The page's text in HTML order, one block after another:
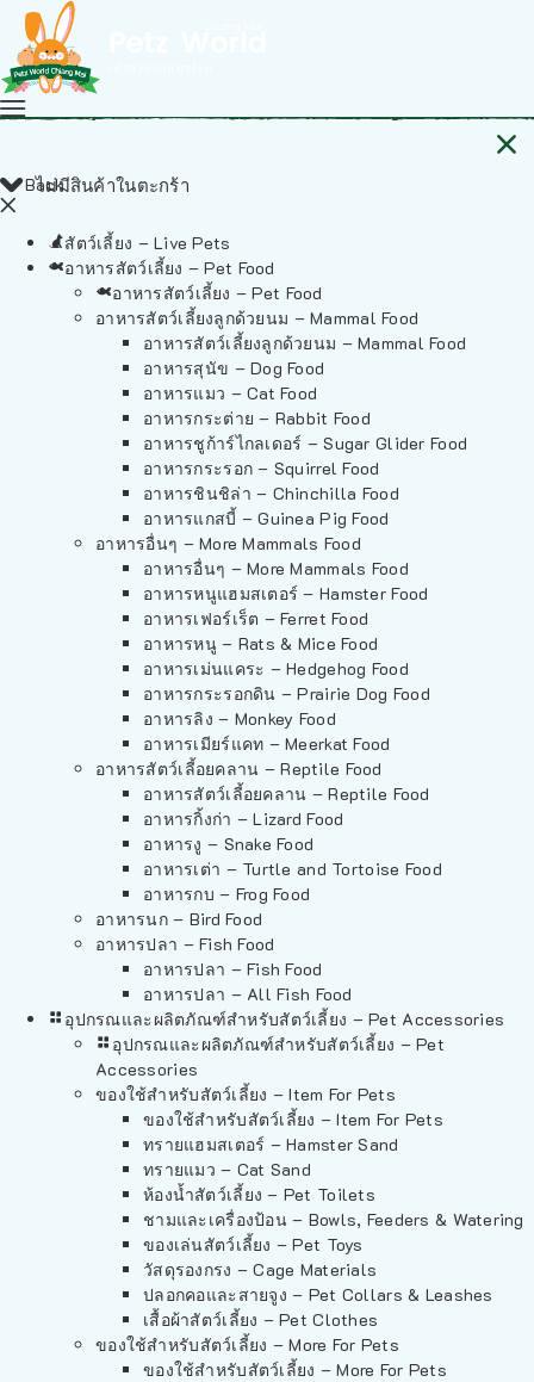
ไม่มีสินค้าในตะกร้า
Back
สัตว์เลี้ยง – Live Pets
อาหารสัตว์เลี้ยง – Pet Food
อาหารสัตว์เลี้ยง – Pet Food
อาหารสัตว์เลี้ยงลูกด้วยนม – Mammal Food
อาหารสัตว์เลี้ยงลูกด้วยนม – Mammal Food
อาหารสุนัข – Dog Food
อาหารแมว – Cat Food
อาหารกระต่าย – Rabbit Food
อาหารชูก้าร์ไกลเดอร์ – Sugar Glider Food
อาหารกระรอก – Squirrel Food
อาหารชินชิล่า – Chinchilla Food
อาหารแกสบี้ – Guinea Pig Food
อาหารอื่นๆ – More Mammals Food
อาหารอื่นๆ – More Mammals Food
อาหารหนูแฮมสเตอร์ – Hamster Food
อาหารเฟอร์เร็ต – Ferret Food
อาหารหนู – Rats & Mice Food
อาหารเม่นแคระ – Hedgehog Food
อาหารกระรอกดิน – Prairie Dog Food
อาหารลิง – Monkey Food
อาหารเมียร์แคท – Meerkat Food
อาหารสัตว์เลี้อยคลาน – Reptile Food
อาหารสัตว์เลี้อยคลาน – Reptile Food
อาหารกิ้งก่า – Lizard Food
อาหารงู – Snake Food
อาหารเต่า – Turtle and Tortoise Food
อาหารกบ – Frog Food
อาหารนก – Bird Food
อาหารปลา – Fish Food
อาหารปลา – Fish Food
อาหารปลา – All Fish Food
อุปกรณและผลิตภัณฑ์สำหรับสัตว์เลี้ยง – Pet Accessories
อุปกรณและผลิตภัณฑ์สำหรับสัตว์เลี้ยง – Pet
Accessories
ของใช้สำหรับสัตว์เลี้ยง – Item For Pets
ของใช้สำหรับสัตว์เลี้ยง – Item For Pets
ทรายแฮมสเตอร์ – Hamster Sand
ทรายแมว – Cat Sand
ห้องน้ำสัตว์เลี้ยง – Pet Toilets
ชามและเครื่องป้อน – Bowls, Feeders & Watering
ของเล่นสัตว์เลี้ยง – Pet Toys
วัสดุรองกรง – Cage Materials
ปลอกคอและสายจูง – Pet Collars & Leashes
เสื้อผ้าสัตว์เลี้ยง – Pet Clothes
ของใช้สำหรับสัตว์เลี้ยง – More For Pets
ของใช้สำหรับสัตว์เลี้ยง – More For Pets